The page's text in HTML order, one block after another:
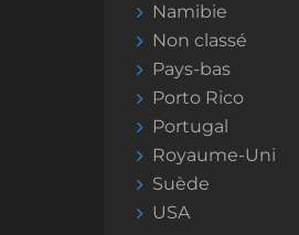
Namibie
Non classé
Pays-bas
Porto Rico
Portugal
Royaume-Uni
Suède
USA